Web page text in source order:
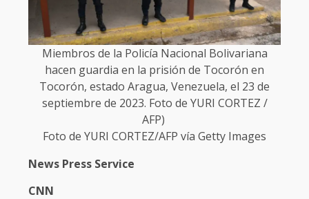
Miembros de la Policía Nacional Bolivariana
hacen guardia en la prisión de Tocorón en
Tocorón, estado Aragua, Venezuela, el 23 de
septiembre de 2023. Foto de YURI CORTEZ /
AFP)
Foto de YURI CORTEZ/AFP vía Getty Images
News Press Service
CNN